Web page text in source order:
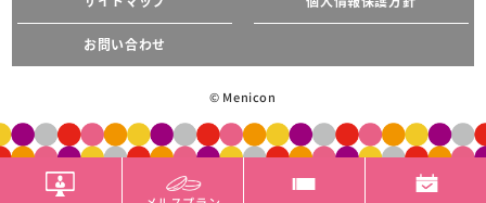
お問い合わせ
© Menicon